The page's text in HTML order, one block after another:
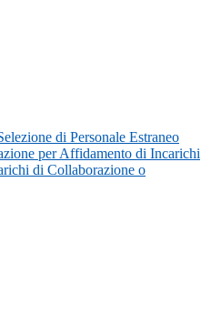
di Personale Estraneo
per Affidamento di Incarichi
di Collaborazione o